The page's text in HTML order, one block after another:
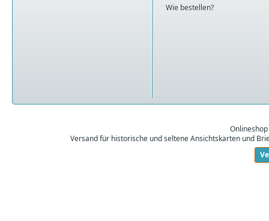
Wie bestellen?
Versand für historische und seltene Ansichtskarten und